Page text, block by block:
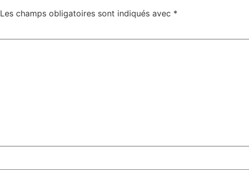
Les champs obligatoires sont indiqués avec *